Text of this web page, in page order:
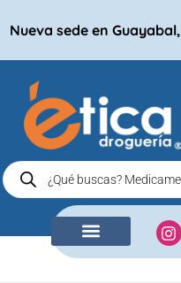
Nueva sede en Guayabal,